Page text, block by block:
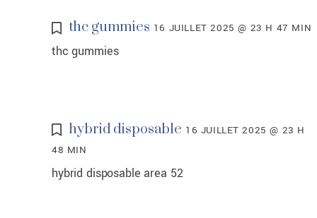
thc gummies 16 JUILLET 2025 @ 23 H 47 MIN
thc gummies
hybrid disposable 16 JUILLET 2025 @ 23 H
48 MIN
hybrid disposable area 52